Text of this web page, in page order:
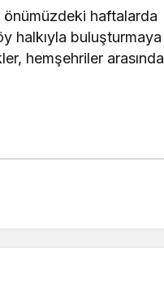
önümüzdeki haftalarda
halkıyla buluşturmaya
hemşehriler arasında